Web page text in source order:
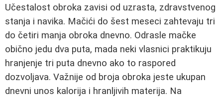
Učestalost obroka zavisi od uzrasta, zdravstvenog
stanja i navika. Mačići do šest meseci zahtevaju tri
do četiri manja obroka dnevno. Odrasle mačke
obično jedu dva puta, mada neki vlasnici praktikuju
hranjenje tri puta dnevno ako to raspored
dozvoljava. Važnije od broja obroka jeste ukupan
dnevni unos kalorija i hranljivih materija. Na